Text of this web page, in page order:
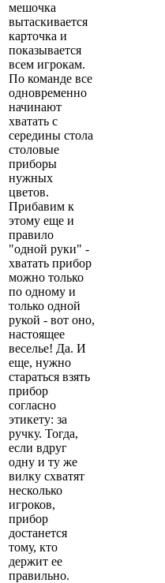
мешочка
вытаскивается
карточка и
показывается
всем игрокам.
По команде все
одновременно
начинают
хватать с
середины стола
столовые
приборы
нужных
цветов.
Прибавим к
этому еще и
правило
"одной руки" -
хватать прибор
можно только
по одному и
только одной
рукой - вот оно,
настоящее
веселье! Да. И
еще, нужно
стараться взять
прибор
согласно
этикету: за
ручку. Тогда,
если вдруг
одну и ту же
вилку схватят
несколько
игроков,
прибор
достанется
тому, кто
держит ее
правильно.